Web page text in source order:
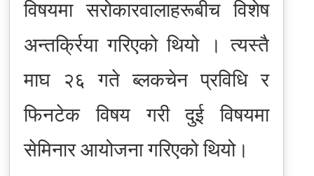
विषयमा सरोकारवालाहरूबीच विशेष
अन्तर्क्रिया गरिएको थियो । त्यस्तै
माघ २६ गते ब्लकचेन प्रविधि र
फिनटेक विषय गरी दुई विषयमा
सेमिनार आयोजना गरिएको थियो।